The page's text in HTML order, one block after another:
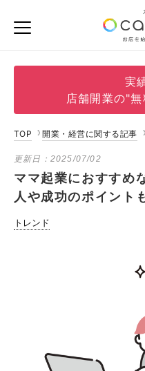
実
店舗開業の"無
TOP 開業・経営に関する記事
更新日： 2025/07/02
ママ起業におすすめ
人や成功のポイント
トレンド